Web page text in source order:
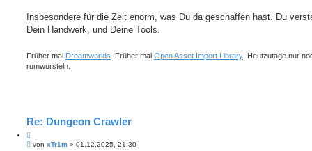
Insbesondere für die Zeit enorm, was Du da geschaffen hast. Du
Dein Handwerk, und Deine Tools.
Früher mal Dreamworlds . Früher mal Open Asset Import Library . Heutzutage nur
rumwursteln.
Re: Dungeon Crawler
Bvon xTr1m » 01.12.2025, 21:30